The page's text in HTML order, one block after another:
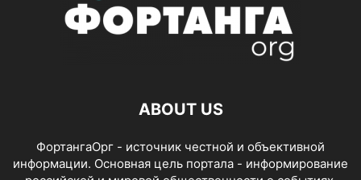
ABOUT US
ФортангаОрг - источник честной и объективной
информации. Основная цель портала - информирование